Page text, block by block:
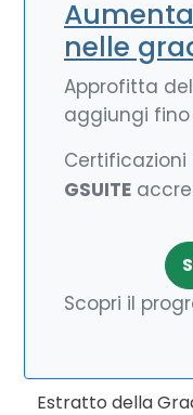
nelle
Approfitta
aggiungi fino
Certificazioni
GSUITE
Scopri il
Estratto della